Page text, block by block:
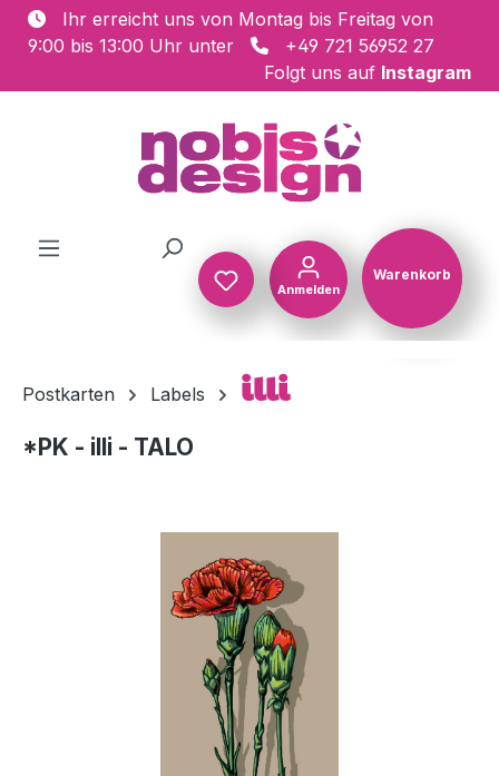
Zum Hauptinhalt springen
Ihr erreicht uns von Montag bis Freitag von
9:00 bis 13:00 Uhr unter
+49 721 56952 27
Folgt uns auf Instagram
Anmelden
Warenkorb
Postkarten Labels illi
*PK - illi - TALO